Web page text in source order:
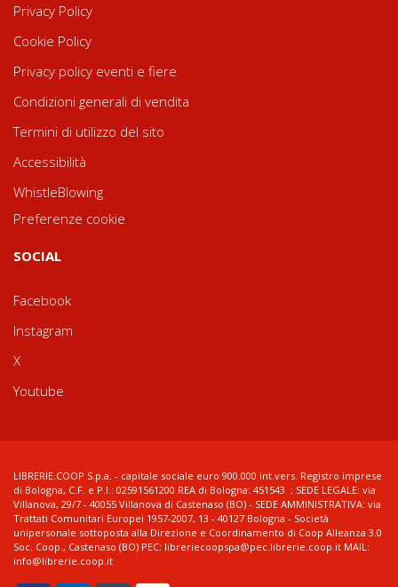
Privacy Policy
Cookie Policy
Privacy policy eventi e fiere
Condizioni generali di vendita
Termini di utilizzo del sito
Accessibilità
WhistleBlowing
Preferenze cookie
SOCIAL
Facebook
Instagram
X
Youtube
LIBRERIE.COOP S.p.a. - capitale sociale euro 900.000 int.vers. Registro imprese
di Bologna, C.F. e P.I.: 02591561200 REA di Bologna: 451543 ; SEDE LEGALE: via
Villanova, 29/7 - 40055 Villanova di Castenaso (BO) - SEDE AMMINISTRATIVA: via
Trattati Comunitari Europei 1957-2007, 13 - 40127 Bologna - Società
unipersonale sottoposta alla Direzione e Coordinamento di Coop Alleanza 3.0
Soc. Coop., Castenaso (BO) PEC: libreriecoopspa@pec.librerie.coop.it MAIL:
info@librerie.coop.it